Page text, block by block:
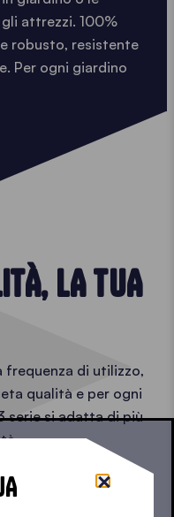
attrezzi. 100%
robusto, resistente
Per ogni giardino
LA TUA
frequenza di utilizzo,
qualità e per ogni
serie si adatta di più